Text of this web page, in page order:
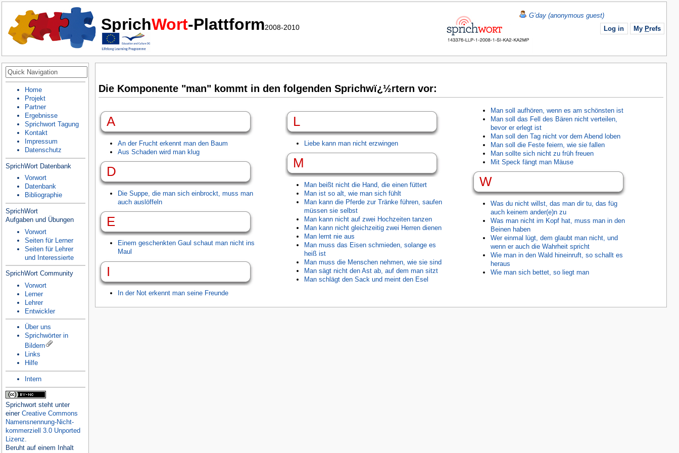
SprichWort-Plattform2008-2010
G’day (anonymous guest)
Log in
My Prefs
Die Komponente "man" kommt in den folgenden Sprichwï¿½rtern vor:
A
An der Frucht erkennt man den Baum
Aus Schaden wird man klug
D
Die Suppe, die man sich einbrockt, muss man
auch auslöffeln
E
Einem geschenkten Gaul schaut man nicht ins
Maul
I
In der Not erkennt man seine Freunde
L
Liebe kann man nicht erzwingen
M
Man beißt nicht die Hand, die einen füttert
Man ist so alt, wie man sich fühlt
Man kann die Pferde zur Tränke führen, saufen
müssen sie selbst
Man kann nicht auf zwei Hochzeiten tanzen
Man kann nicht gleichzeitig zwei Herren dienen
Man lernt nie aus
Man muss das Eisen schmieden, solange es
heiß ist
Man muss die Menschen nehmen, wie sie sind
Man sägt nicht den Ast ab, auf dem man sitzt
Man schlägt den Sack und meint den Esel
Man soll aufhören, wenn es am schönsten ist
Man soll das Fell des Bären nicht verteilen,
bevor er erlegt ist
Man soll den Tag nicht vor dem Abend loben
Man soll die Feste feiern, wie sie fallen
Man sollte sich nicht zu früh freuen
Mit Speck fängt man Mäuse
W
Was du nicht willst, das man dir tu, das füg
auch keinem ander(e)n zu
Was man nicht im Kopf hat, muss man in den
Beinen haben
Wer einmal lügt, dem glaubt man nicht, und
wenn er auch die Wahrheit spricht
Wie man in den Wald hineinruft, so schallt es
heraus
Wie man sich bettet, so liegt man
Home
Projekt
Partner
Ergebnisse
Sprichwort Tagung
Kontakt
Impressum
Datenschutz
SprichWort Datenbank
Vorwort
Datenbank
Bibliographie
SprichWort
Aufgaben und Übungen
Vorwort
Seiten für Lerner
Seiten für Lehrer
und Interessierte
SprichWort Community
Vorwort
Lerner
Lehrer
Entwickler
Über uns
Sprichwörter in
Bildern
Links
Hilfe
Intern
Sprichwortsteht unter
einer Creative Commons
Namensnennung-Nicht-
kommerziell 3.0 Unported
Lizenz.
Beruht auf einem Inhalt